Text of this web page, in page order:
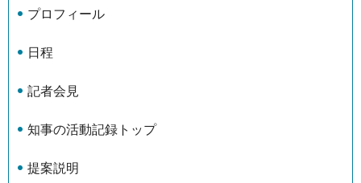
プロフィール
日程
記者会見
知事の活動記録トップ
提案説明